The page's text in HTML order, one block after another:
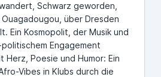
Schwarz geworden,
über Dresden
Ein Kosmopolit, der Musik und
Engagement
Herz, Poesie und Humor: Ein
Vibes in Klubs durch die